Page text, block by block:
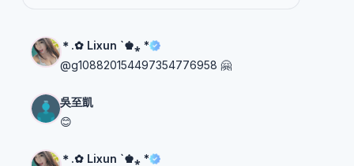
＊.✿ Lixun `♚⁎ *
@g108820154497354776958 🤗
吳至凱
😊
＊.✿ Lixun `♚⁎ *